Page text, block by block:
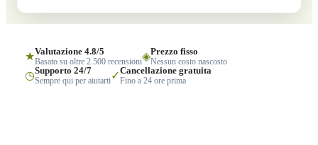
★Valutazione 4.8/5
Basato su oltre 2.500 recensioni◈Prezzo fisso
Nessun costo nascosto
◷Supporto 24/7
Sempre qui per aiutarti✓Cancellazione gratuita
Fino a 24 ore prima